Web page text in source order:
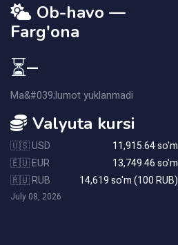
Ob-havo —
Farg'ona
⏳—
Ma&#039;lumot yuklanmadi
Valyuta kursi
🇺🇸 USD
11,915.64 so'm
🇪🇺 EUR
13,749.46 so'm
🇷🇺 RUB
14,619 so'm (100 RUB)
July 08, 2026